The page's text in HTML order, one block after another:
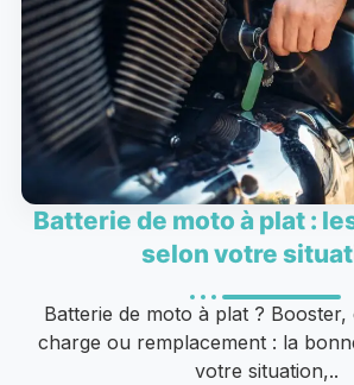
Batterie de moto à plat :
selon votre
Batterie de moto à plat ? Booster,
charge ou remplacement : la
votre situation,..